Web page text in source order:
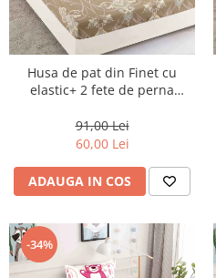
Husa de pat din Finet cu
elastic+ 2 fete de perna
91,00 Lei
60,00 Lei
ADAUGA IN COS
-34%